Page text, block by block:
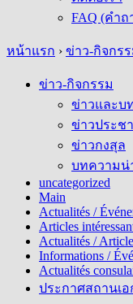
FAQ (คำ
หน้าแรก › ข่าว-กิจกร
ข่าว-กิจกรรม
ข่าวและบ
ข่าวประช
ข่าวกงสุล
บทความน่
uncategorized
Main
Actualités /
Articles
Actualités /
Informations /
Actualités
ประกาศสถานเ